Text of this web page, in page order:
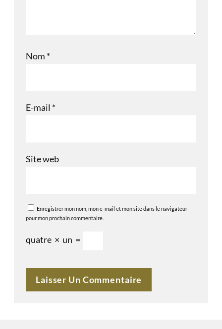
Nom *
E-mail *
Site web
Enregistrer mon nom, mon e-mail et mon site dans le navigateur
pour mon prochain commentaire.
quatre × un =